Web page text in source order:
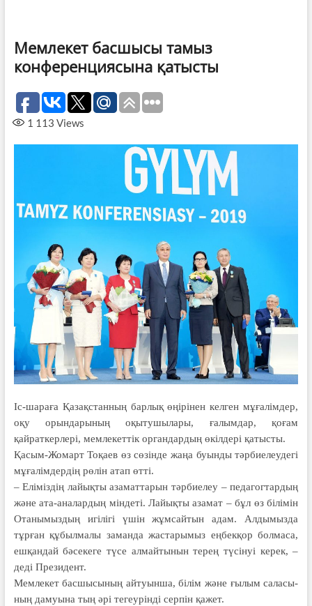
Мемлекет басшысы тамыз
конференциясына қатысты
1 113 Views
Іс-шараға Қазақстанның барлық өңі­рінен келген мұғалімдер,
оқу орын­дарының оқытушылары, ға­лымдар, қоғам
қайраткерлері, мем­лекеттік органдардың өкілдері қа­тысты.
Қасым-Жомарт Тоқаев өз сө­зінде жаңа буынды тәрбиелеудегі
мұ­ғалімдердің рөлін атап өтті.
– Еліміздің лайықты азаматтарын тәр­биелеу – педагогтардың
және ата-ана­лардың міндеті. Лайықты азамат – бұл өз білімін
Отанымыздың игі­лігі үшін жұмсайтын адам. Ал­ды­мызда
тұрған құбылмалы за­манда жастарымыз еңбекқор бол­маса,
ешқандай бәсекеге түсе ал­майтынын терең түсінуі керек, –
де­ді Президент.
Мемлекет басшысының ай­туынша, білім және ғылым са­ла­сы­
ның дамуына тың әрі тегеурінді сер­пін қажет.